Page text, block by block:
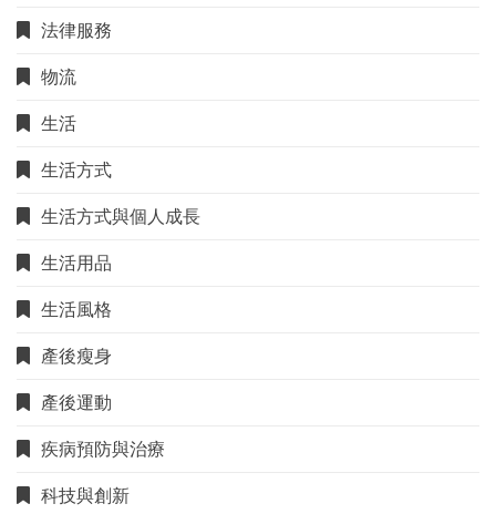
法律服務
物流
生活
生活方式
生活方式與個人成長
生活用品
生活風格
產後瘦身
產後運動
疾病預防與治療
科技與創新